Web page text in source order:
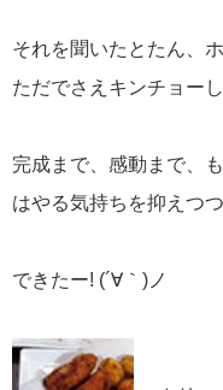
それを聞いたとたん、
ただでさえキンチョー
完成まで、感動まで、
はやる気持ちを抑えつ
できたー! (´∀｀)ノ